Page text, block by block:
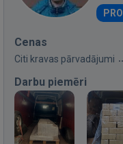
PRO
Cenas
Citi kravas pārvadājumi
Darbu piemēri